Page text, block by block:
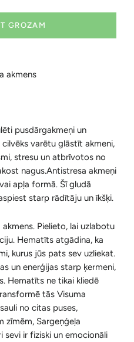
GROZAM
akmens
pusdārgakmeņi un
varētu glāstīt akmeni,
stresu un atbrīvotos no
nagus.Antistresa akmeņi
apļa formā. Šī gludā
starp rādītāju un īkšķi.
akmens. Pielieto, lai uzlabotu
Hematīts atgādina, ka
kurus jūs pats sev uzliekat.
un enerģijas starp ķermeni,
Hematīts ne tikai kliedē
tās Visuma
no citas puses,
zīmēm, Sargeņģeļa
sevi ir fiziski un emocionāli